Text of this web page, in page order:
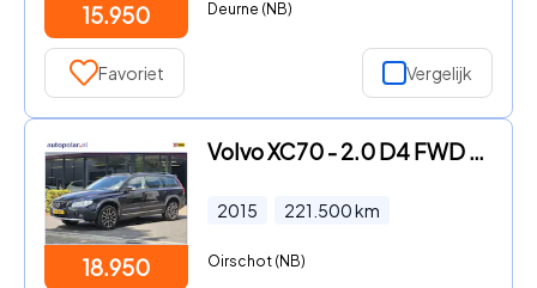
15.950 Deurne (NB)
Favoriet Vergelijk
18.950
Volvo XC70 - 2.0 D4 FWD Inscription Edition Schuifdak/Trekhaak/18inch/Led
2015 221.500km
Oirschot (NB)